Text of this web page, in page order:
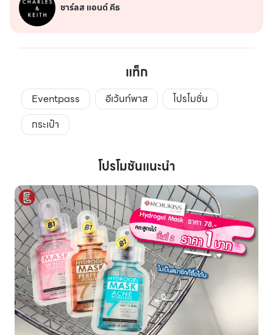
ชาร์ลส แอนด์ คีธ
แท็ก
Eventpass อีเว้นท์พาส
โปรโมชั่น
กระเป๋า
โปรโมชันแนะนำ